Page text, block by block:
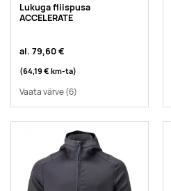
Lukuga fliispusa
ACCELERATE
al. 79,60 €
(64,19 € km-ta)
Vaata värve(6)